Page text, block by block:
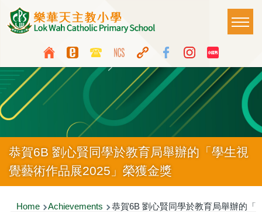
Skip to main content
Top
Media
Icon
Button
Language
switcher
Main
恭賀6B 劉心賢同學於教育局舉辦的「學生視
覺藝術作品展2025」榮獲金獎
Breadcrumb
Home Achievements 恭賀6B 劉心賢同學於教育局舉辦的「